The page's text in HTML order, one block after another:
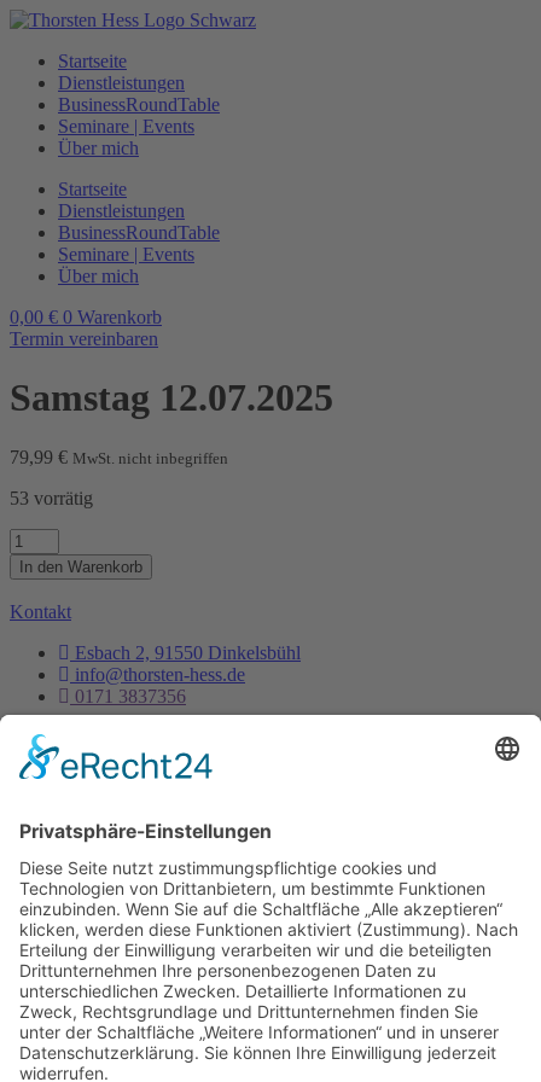
Zum
wechselnStartseite
Dienstleistungen
BusinessRoundTable
Seminare | Events
Über mich
Startseite
Dienstleistungen
BusinessRoundTable
Seminare | Events
Über mich
0,00 € 0 Warenkorb
Termin vereinbaren
Samstag 12.07.2025
79,99 € MwSt. nicht inbegriffen
53 vorrätig
Samstag
12.07.2025
Menge
In den Warenkorb
Kontakt
Esbach 2, 91550 Dinkelsbühl
info@thorsten-hess.de
0171 3837356
Unternehmen
Impressum
Dienstleistungen
Kontakt
Es ist nie zu spät, sein eigener Phönix zu sein, aus der
Asche aufzusteigen um endlich wirklich zu leben.
- Thorsten Hess
Copyright © 2023 All rights reserved. Present by Thorsten Hess
Auf die Warteliste Sie erhalten eine Benachrichtigung per Mail
sobald die Tickets verfügbar sind.